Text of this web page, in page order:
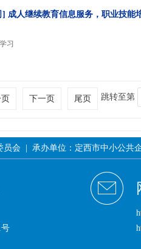
成人继续教育信息服务，职业技能
习
下一页 尾页 跳转至第
会 | 承办单位：定西市中小公共